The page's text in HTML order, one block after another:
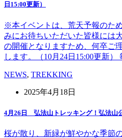
日15:00更新）
※本イベントは、荒天予報のた
みにお待ちいただいた皆様には
の開催となりますため、何卒ご
します。（10月24日15:00更新
NEWS, TREKKING
2025年4月18日
4月26日 弘法山トレッキング！弘法山
桜が散り、新緑が鮮やかな季節